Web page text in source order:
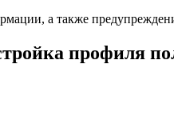
а также
профиля